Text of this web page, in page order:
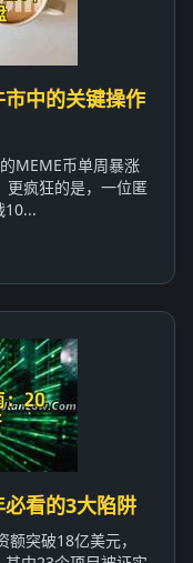
中的关键操作
MEME币单周暴涨
更疯狂的是，一位匿
10...
看的3大陷阱
突破18亿美元，